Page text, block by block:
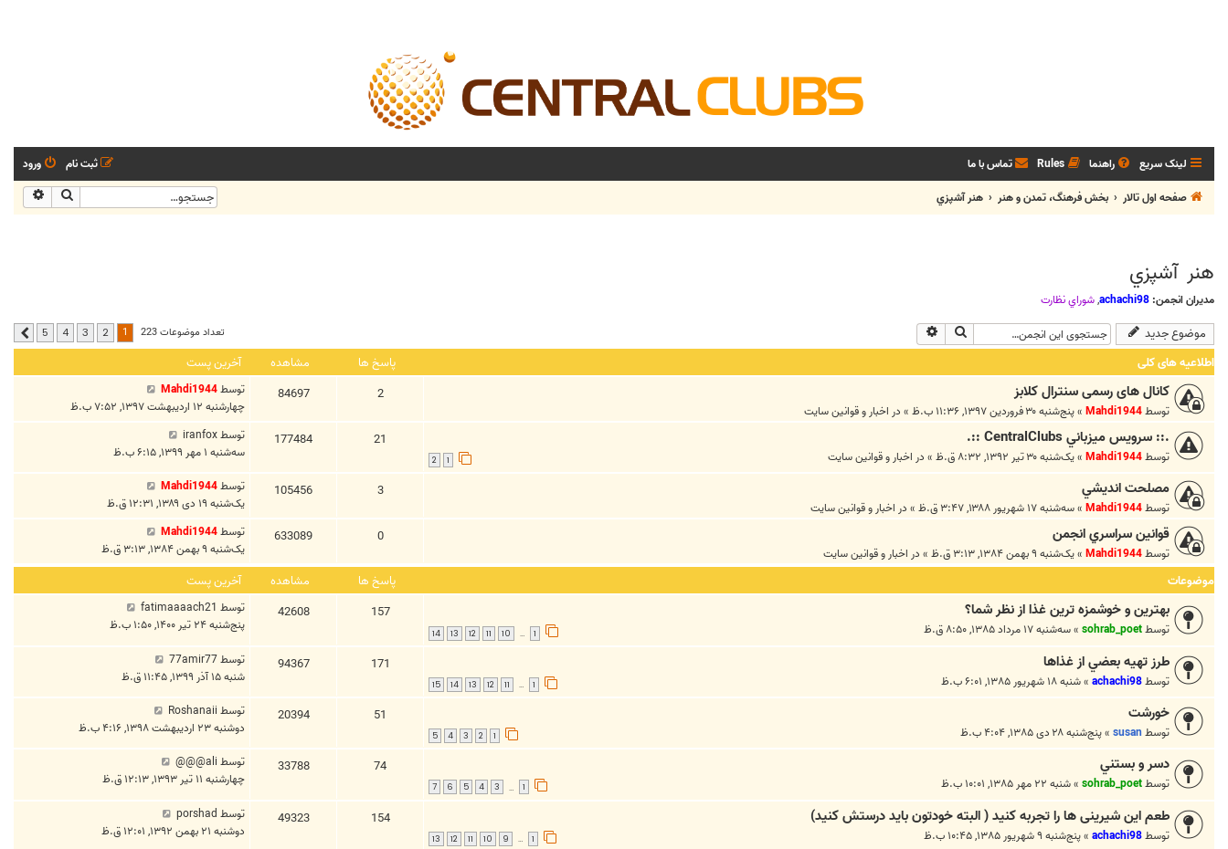
لینک سریع راهنما Rules تماس با ما ورود
ثبت نام
صفحه اول تالار
بخش فرهنگ، تمدن و هنر هنر آشپزي جستجو
هنر آشپزي
مدیران انجمن: achachi98
,شوراي نظارت
موضوع جدید جستجو تعداد موضوعات 223 1
2
3
4
5 بعدی
اطلاعیه های کلی پاسخ ها مشاهده آخرین پست
کانال های رسمی سنترال کلابز
توسطMahdi1944
»پنج‌شنبه ۳۰ فروردین ۱۳۹۷, ۱۱:۳۶ ب.ظ » در اخبار و قوانين سايت
2
84697 توسطMahdi1944
چهارشنبه ۱۲ اردیبهشت ۱۳۹۷, ۷:۵۲ ب.ظ
.:: سرويس ميزباني CentralClubs ::.
توسطMahdi1944
»یک‌شنبه ۳۰ تیر ۱۳۹۲, ۸:۳۲ ق.ظ » در اخبار و قوانين سايت 1
2
21
177484 توسطiranfox
سه‌شنبه ۱ مهر ۱۳۹۹, ۶:۱۵ ب.ظ
مصلحت انديشي
توسطMahdi1944
»سه‌شنبه ۱۷ شهریور ۱۳۸۸, ۳:۴۷ ق.ظ » در اخبار و قوانين سايت
3
105456 توسطMahdi1944
یک‌شنبه ۱۹ دی ۱۳۸۹, ۱۲:۳۱ ق.ظ
قوانين سراسري انجمن
توسطMahdi1944
»یک‌شنبه ۹ بهمن ۱۳۸۴, ۳:۱۳ ق.ظ » در اخبار و قوانين سايت
0
633089 توسطMahdi1944
یک‌شنبه ۹ بهمن ۱۳۸۴, ۳:۱۳ ق.ظ
موضوعات پاسخ ها مشاهده آخرین پست
بهترين و خوشمزه ترين غذا از نظر شما؟
توسطsohrab_poet
»سه‌شنبه ۱۷ مرداد ۱۳۸۵, ۸:۵۰ ق.ظ 1
…
10
11
12
13
14
157
42608 توسط fatimaaaach21
پنج‌شنبه ۲۴ تیر ۱۴۰۰, ۱:۵۰ ب.ظ
طرز تهيه بعضي از غذاها
توسطachachi98
»شنبه ۱۸ شهریور ۱۳۸۵, ۶:۰۱ ب.ظ 1
…
11
12
13
14
15
171
94367 توسط77amir77
شنبه ۱۵ آذر ۱۳۹۹, ۱۱:۴۵ ق.ظ
خورشت
توسط susan
»پنج‌شنبه ۲۸ دی ۱۳۸۵, ۴:۰۴ ب.ظ 1
2
3
4
5
51
20394 توسط Roshanaii
دوشنبه ۲۳ اردیبهشت ۱۳۹۸, ۴:۱۶ ب.ظ
دسر و بستني
توسطsohrab_poet
»شنبه ۲۲ مهر ۱۳۸۵, ۱۰:۰۱ ب.ظ 1
…
3
4
5
6
7
74
33788 توسط ali@@@
چهارشنبه ۱۱ تیر ۱۳۹۳, ۱۲:۱۳ ق.ظ
طعم این شیرینی ها را تجربه کنید ( البته خودتون باید درستش کنید)
توسطachachi98
»پنج‌شنبه ۹ شهریور ۱۳۸۵, ۱۰:۴۵ ب.ظ 1
…
9
10
11
12
13
154
49323 توسط porshad
دوشنبه ۲۱ بهمن ۱۳۹۲, ۱۲:۰۱ ق.ظ